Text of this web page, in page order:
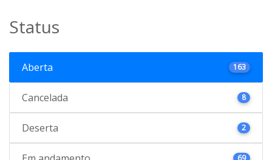
Status
Aberta 163
Cancelada 8
Deserta 2
69